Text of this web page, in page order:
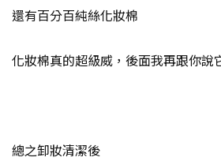
還有百分百純絲化妝棉
化妝棉真的超級威，後面我再跟你說
總之卸妝清潔後